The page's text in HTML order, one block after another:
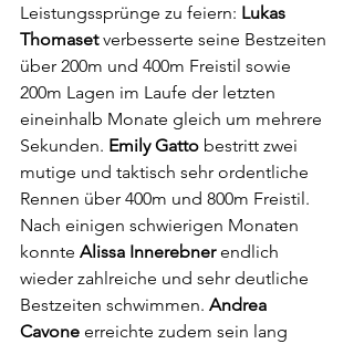
Leistungssprünge zu feiern: Lukas
Thomaset verbesserte seine Bestzeiten
über 200m und 400m Freistil sowie
200m Lagen im Laufe der letzten
eineinhalb Monate gleich um mehrere
Sekunden. Emily Gatto bestritt zwei
mutige und taktisch sehr ordentliche
Rennen über 400m und 800m Freistil.
Nach einigen schwierigen Monaten
konnte Alissa Innerebner endlich
wieder zahlreiche und sehr deutliche
Bestzeiten schwimmen. Andrea
Cavone erreichte zudem sein lang